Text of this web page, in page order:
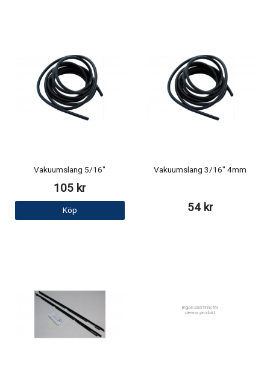
Vakuumslang 5/16"
105 kr
Köp
Vakuumslang 3/16" 4mm
54 kr